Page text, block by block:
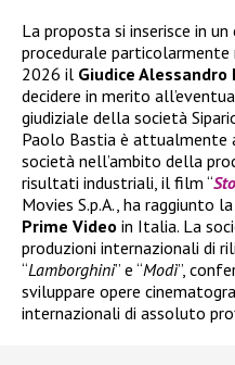
La proposta si inserisce in
procedurale
2026 il Giudice Alessandro
decidere in merito
giudiziale della società
Paolo Bastia è attualmente
società nell’ambito della
risultati industriali, il film “
Movies S.p.A., ha raggiunto
Prime Video in Italia. La
produzioni internazionali di
“Lamborghini” e “Modì”,
sviluppare opere
internazionali di assoluto